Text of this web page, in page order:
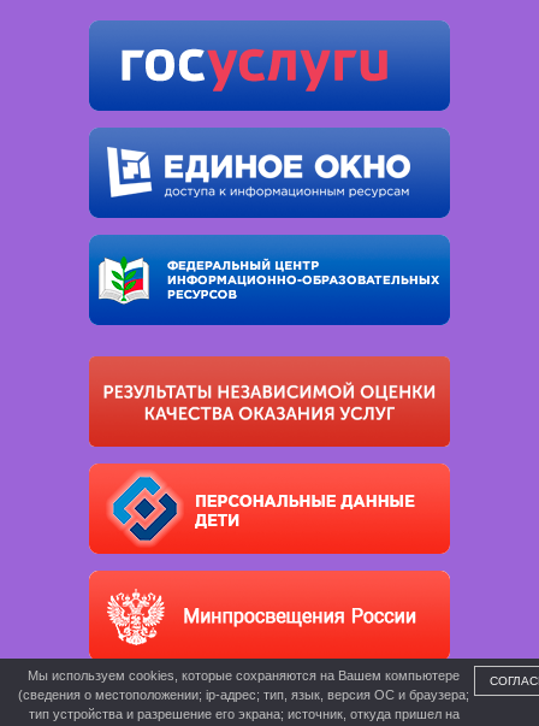
Мы используем cookies, которые сохраняются на Вашем компьютере
(сведения о местоположении; ip-адрес; тип, язык, версия ОС и браузера;
тип устройства и разрешение его экрана; источник, откуда пришел на